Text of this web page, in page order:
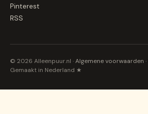
Pinterest
RSS
© 2026 Alleenpuur.nl ·Algemene voorwaarden ·
Gemaakt in Nederland ★